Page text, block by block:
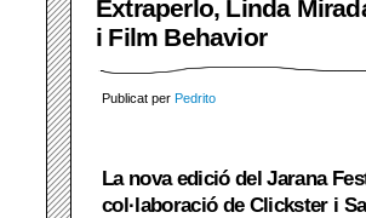
Extraperlo, Linda
i Film Behavior
Publicat per Pedrito
La nova edició del Jarana
col·laboració de Clickster i